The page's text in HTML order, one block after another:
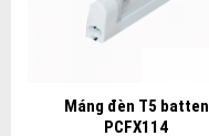
Máng đèn T5 batten
PCFX114